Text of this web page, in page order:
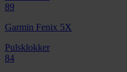
89
Garmin Fenix 5X
Pulsklokker
84